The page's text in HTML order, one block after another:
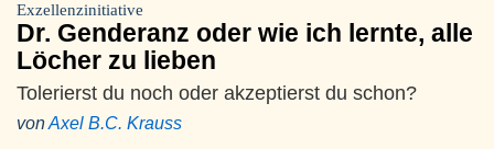
Exzellenzinitiative
Dr. Genderanz oder wie ich lernte, alle
Löcher zu lieben
Tolerierst du noch oder akzeptierst du schon?
vonAxel B.C. Krauss